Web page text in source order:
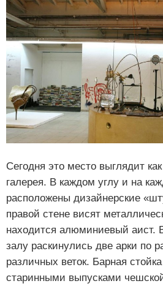
Сегодня это место выглядит
галерея. В каждом углу и на
расположены дизайнерские
правой стене висят
находится алюминиевый аист.
залу раскинулись две арки по
различных веток. Барная
старинными выпусками